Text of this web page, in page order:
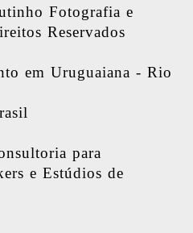
Fotografia e
Reservados
em Uruguaiana - Rio
para
e Estúdios de